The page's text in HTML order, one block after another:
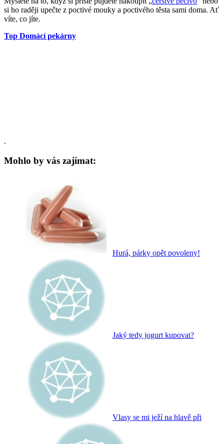
si ho raději upečte z poctivé mouky a poctivého těsta sami doma. Ať
víte, co jíte.
Top Domácí pekárny
.
Mohlo by vás zajímat:
Hurá, párky opět povoleny!
Jaký tedy jogurt kupovat?
Vlasy se mi ježí na hlavě při